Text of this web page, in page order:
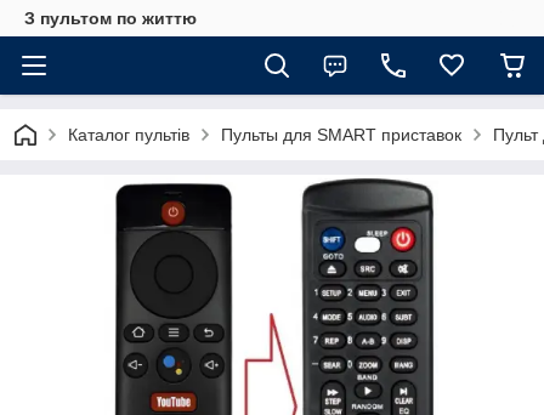
З пультом по життю
Каталог пультів Пульты для SMART приставок